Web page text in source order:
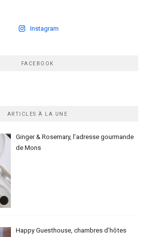
Instagram
FACEBOOK
ARTICLES À LA UNE
Ginger & Rosemary, l’adresse gourmande
de Mons
Happy Guesthouse, chambres d’hôtes